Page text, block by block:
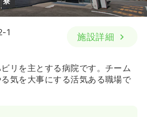
1
施設詳細
リを主とする病院です。チーム
気を大事にする活気ある職場で